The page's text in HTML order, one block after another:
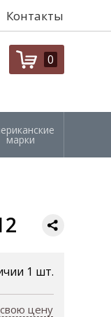
Контакты
0
марки
1 шт.
цену